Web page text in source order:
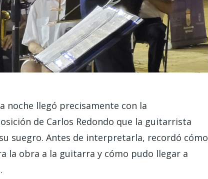
noche llegó precisamente con la
de Carlos Redondo que la guitarrista
suegro. Antes de interpretarla, recordó cómo
la obra a la guitarra y cómo pudo llegar a